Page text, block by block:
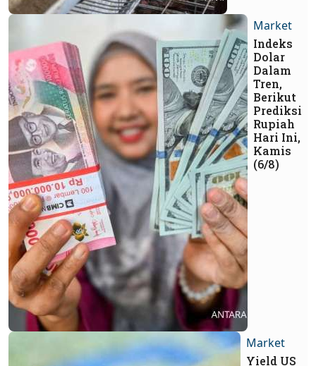
Market
Indeks
Dolar
Dalam
Tren,
Berikut
Prediksi
Rupiah
Hari Ini,
Kamis
(6/8)
Market
Yield US